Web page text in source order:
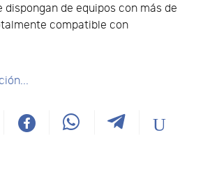
dispongan de equipos con más de
compatible con